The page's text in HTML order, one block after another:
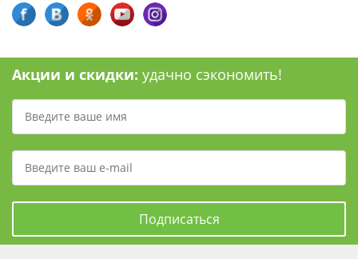
Акции и скидки: удачно сэкономить!
Подписаться